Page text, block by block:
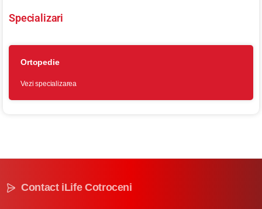
Specializari
Ortopedie
Vezi specializarea
Contact iLife Cotroceni